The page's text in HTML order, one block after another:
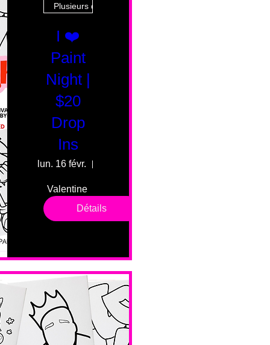
Plusieurs dates
I ❤️
Paint
Night |
$20
Drop
Ins
lun. 16 févr.
Valentine
drop in
sessions.
levels. No
No BYOB.
Détails